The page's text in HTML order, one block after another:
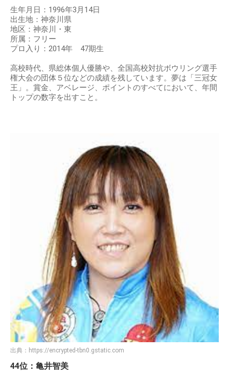
生年月日：1996年3月14日
出生地：神奈川県
地区：神奈川・東
所属：フリー
プロ入り：2014年 47期生
高校時代、県総体個人優勝や、全国高校対抗ボウリング選手
権大会の団体５位などの成績を残しています。夢は「三冠女
王」。賞金、アベレージ、ポイントのすべてにおいて、年間
トップの数字を出すこと。
出典： https://encrypted-tbn0.gstatic.com
44位：亀井智美